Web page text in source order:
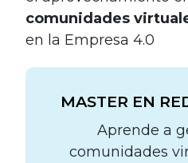
comunidades
en la Empresa 4.0
MASTER EN
Aprende a
comunidades